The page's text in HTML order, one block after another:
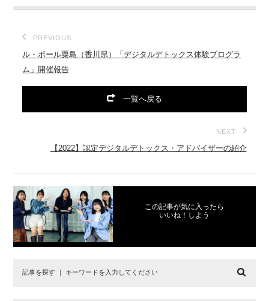
PREVIOUS
ル・ポール粟島（香川県）「デジタルデトックス体験プログラ
ム」開催報告
一覧へ戻る
NEXT
【2022】認定デジタルデトックス・アドバイザーの紹介
この記事が気に入ったら
いいね！しよう